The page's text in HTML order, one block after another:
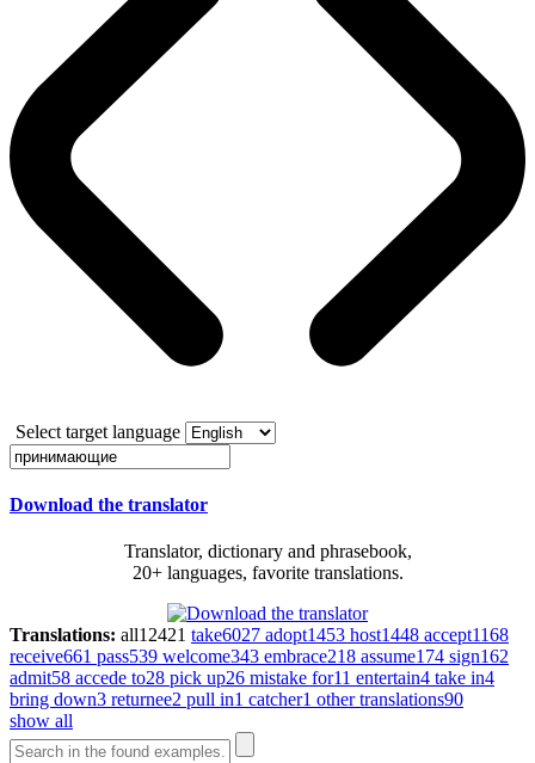
Select target language
Download the translator
Translator, dictionary and phrasebook,
20+ languages, favorite translations.
Translations: all12421 take6027 adopt1453 host1448 accept1168
receive661 pass539 welcome343 embrace218 assume174 sign162
admit58 accede to28 pick up26 mistake for11 entertain4 take in4
bring down3 returnee2 pull in1 catcher1 other translations90
show all